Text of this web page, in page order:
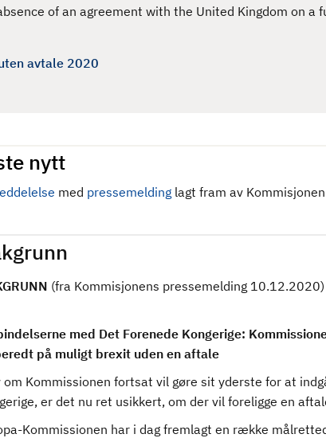
of an agreement with the United Kingdom on a
avtale 2020
nytt
med pressemeldinglagt fram av
(fra Kommisjonens pressemelding 10.12.2020)
med Det Forenede Kongerige:
på muligt brexit uden en aftale
om Kommissionen fortsat vil gøre sit yderste for at
er det nu ret usikkert, om der vil foreligge en
Kommissionen har i dag fremlagt en række